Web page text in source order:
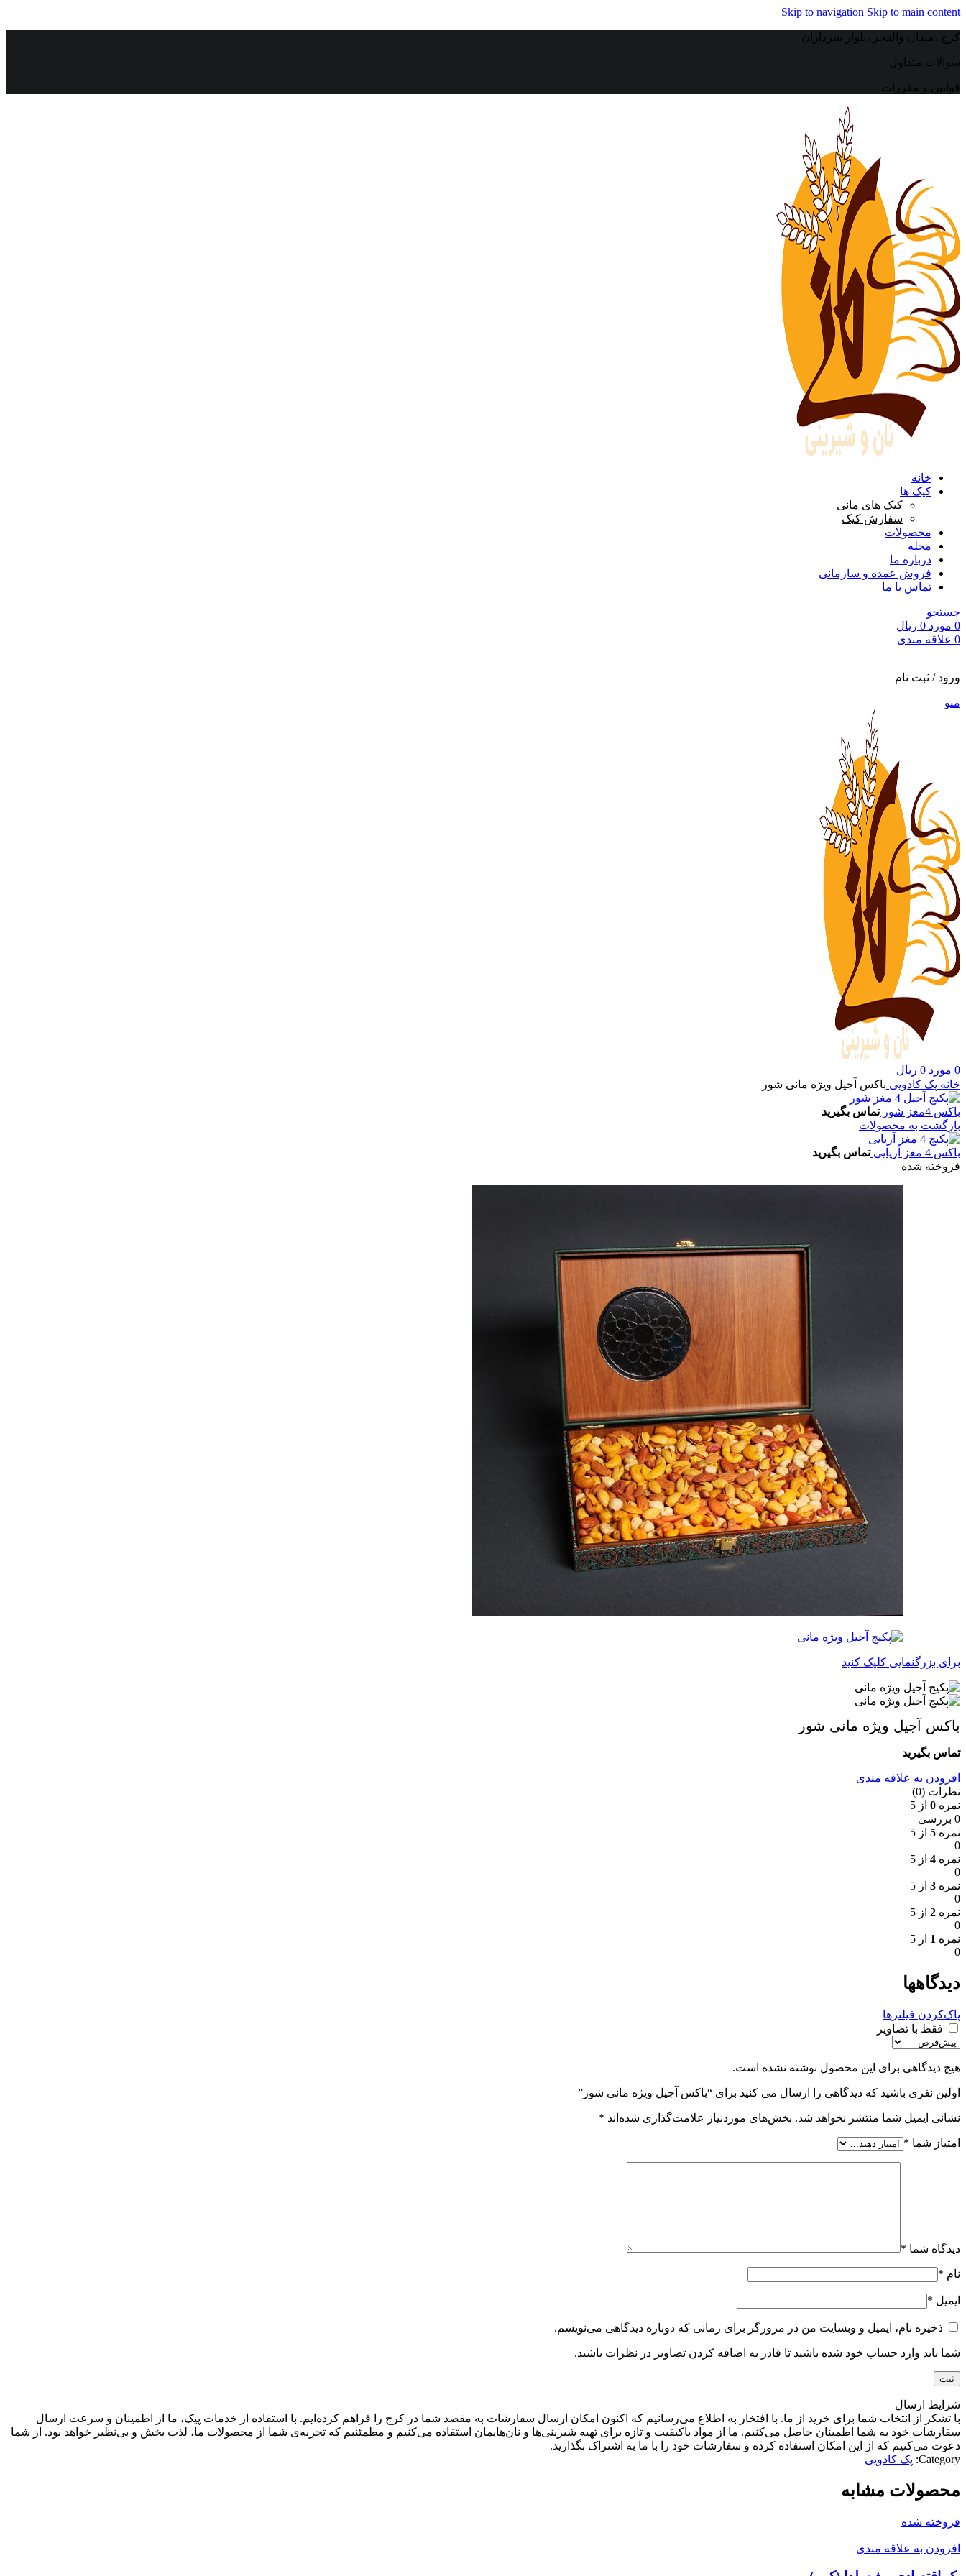
Skip to navigation Skip to main content
کرج ،میدان والفجر ،بلوار سرداران
سوالات متداول
قوانین و مقررات
خانه
کیک ها
کیک های مانی
سفارش کیک
محصولات
مجله
درباره ما
فروش عمده و سازمانی
تماس با ما
جستجو
0 مورد 0 ریال
0 علاقه مندی
ورود / ثبت نام
منو
0 مورد 0 ریال
خانه پک کادویی باکس آجیل ویژه مانی شور
باکس 4مغز شور
تماس بگیرید
بازگشت به محصولات
باکس 4 مغز آریایی
تماس بگیرید
فروخته شده
برای بزرگنمایی کلیک کنید
باکس آجیل ویژه مانی شور
تماس بگیرید
افزودن به علاقه مندی
نظرات (0)
نمره 0 از 5
0 بررسی
نمره 5 از 5
0
نمره 4 از 5
0
نمره 3 از 5
0
نمره 2 از 5
0
نمره 1 از 5
0
دیدگاهها
پاک‌کردن فیلترها
فقط با تصاویر
هیچ دیدگاهی برای این محصول نوشته نشده است.
اولین نفری باشید که دیدگاهی را ارسال می کنید برای “باکس آجیل ویژه مانی شور”
نشانی ایمیل شما منتشر نخواهد شد. بخش‌های موردنیاز علامت‌گذاری شده‌اند *
امتیاز شما *
دیدگاه شما *
نام *
ایمیل *
ذخیره نام، ایمیل و وبسایت من در مرورگر برای زمانی که دوباره دیدگاهی می‌نویسم.
شما باید وارد حساب خود شده باشید تا قادر به اضافه کردن تصاویر در نظرات باشید.
شرایط ارسال
با تشکر از انتخاب شما برای خرید از ما. با افتخار به اطلاع می‌رسانیم که اکنون امکان ارسال سفارشات به مقصد شما در کرج را فراهم کرده‌ایم. با استفاده از خدمات پیک، ما از اطمینان و سرعت ارسال
سفارشات خود به شما اطمینان حاصل می‌کنیم. ما از مواد باکیفیت و تازه برای تهیه شیرینی‌ها و نان‌هایمان استفاده می‌کنیم و مطمئنیم که تجربه‌ی شما از محصولات ما، لذت بخش و بی‌نظیر خواهد بود. از شما
دعوت می‌کنیم که از این امکان استفاده کرده و سفارشات خود را با ما به اشتراک بگذارید.
Category: پک کادویی
محصولات مشابه
فروخته شده
افزودن به علاقه مندی